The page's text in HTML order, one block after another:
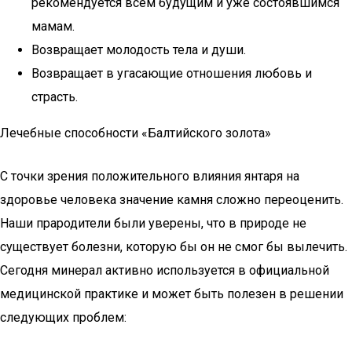
мамам.
Возвращает молодость тела и души.
Возвращает в угасающие отношения любовь и
страсть.
Лечебные способности «Балтийского золота»
С точки зрения положительного влияния янтаря на
здоровье человека значение камня сложно переоценить.
Наши прародители были уверены, что в природе не
существует болезни, которую бы он не смог бы вылечить.
Сегодня минерал активно используется в официальной
медицинской практике и может быть полезен в решении
следующих проблем: